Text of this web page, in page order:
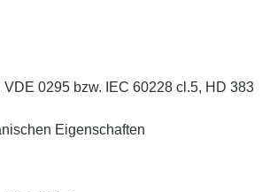
0295 bzw. IEC 60228 cl.5, HD 383
Eigenschaften